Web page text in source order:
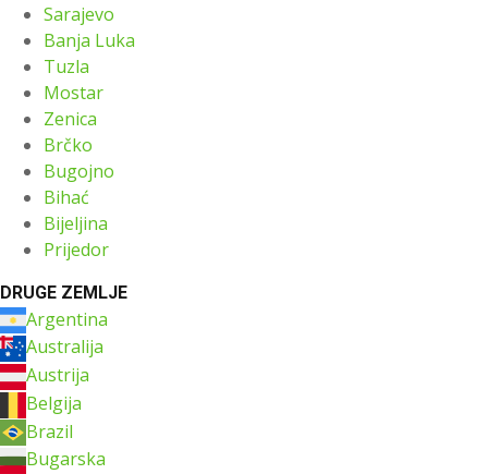
Sarajevo
Banja Luka
Tuzla
Mostar
Zenica
Brčko
Bugojno
Bihać
Bijeljina
Prijedor
DRUGE ZEMLJE
Argentina
Australija
Austrija
Belgija
Brazil
Bugarska